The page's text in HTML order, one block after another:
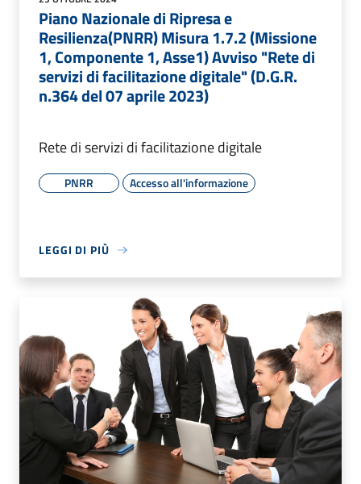
Piano Nazionale di Ripresa e
Resilienza(PNRR) Misura 1.7.2 (Missione
1, Componente 1, Asse1) Avviso "Rete di
servizi di facilitazione digitale" (D.G.R.
n.364 del 07 aprile 2023)
Rete di servizi di facilitazione digitale
PNRR Accesso all'informazione
LEGGI DI PIÙ